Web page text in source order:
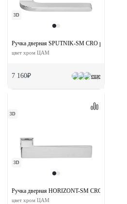
3D
еще
Ручка дверная SPUTNIK-SM CRO раздельная
цвет хром ЦАМ
7 160₽
3D
3D
Ручка дверная HORIZONT-SM CRO
цвет хром ЦАМ